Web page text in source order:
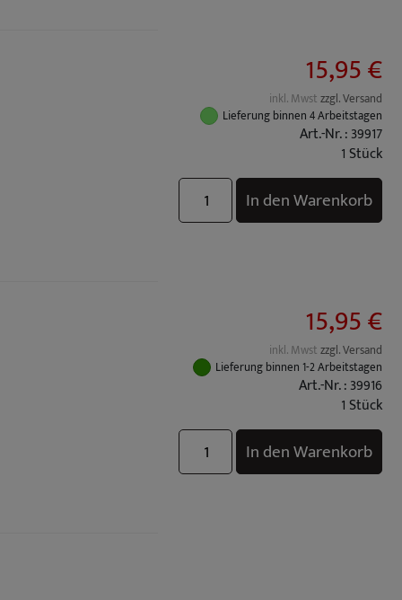
15,95 €
inkl. Mwstzzgl. Versand
Lieferung binnen 4 Arbeitstagen
Art.-Nr. : 39917
1 Stück
In den Warenkorb
15,95 €
inkl. Mwstzzgl. Versand
Lieferung binnen 1-2 Arbeitstagen
Art.-Nr. : 39916
1 Stück
In den Warenkorb